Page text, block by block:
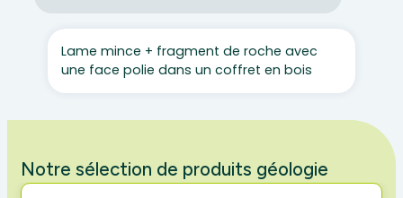
Lame mince + fragment de roche avec
une face polie dans un coffret en bois
Notre sélection de produits géologie